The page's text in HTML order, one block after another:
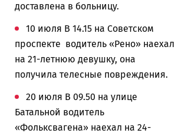
доставлена в больницу.
10 июля В 14.15 на Советском
проспекте водитель «Рено» наехал
на 21-летнюю девушку, она
получила телесные повреждения.
20 июля В 09.50 на улице
Батальной водитель
«Фольксвагена» наехал на 24-